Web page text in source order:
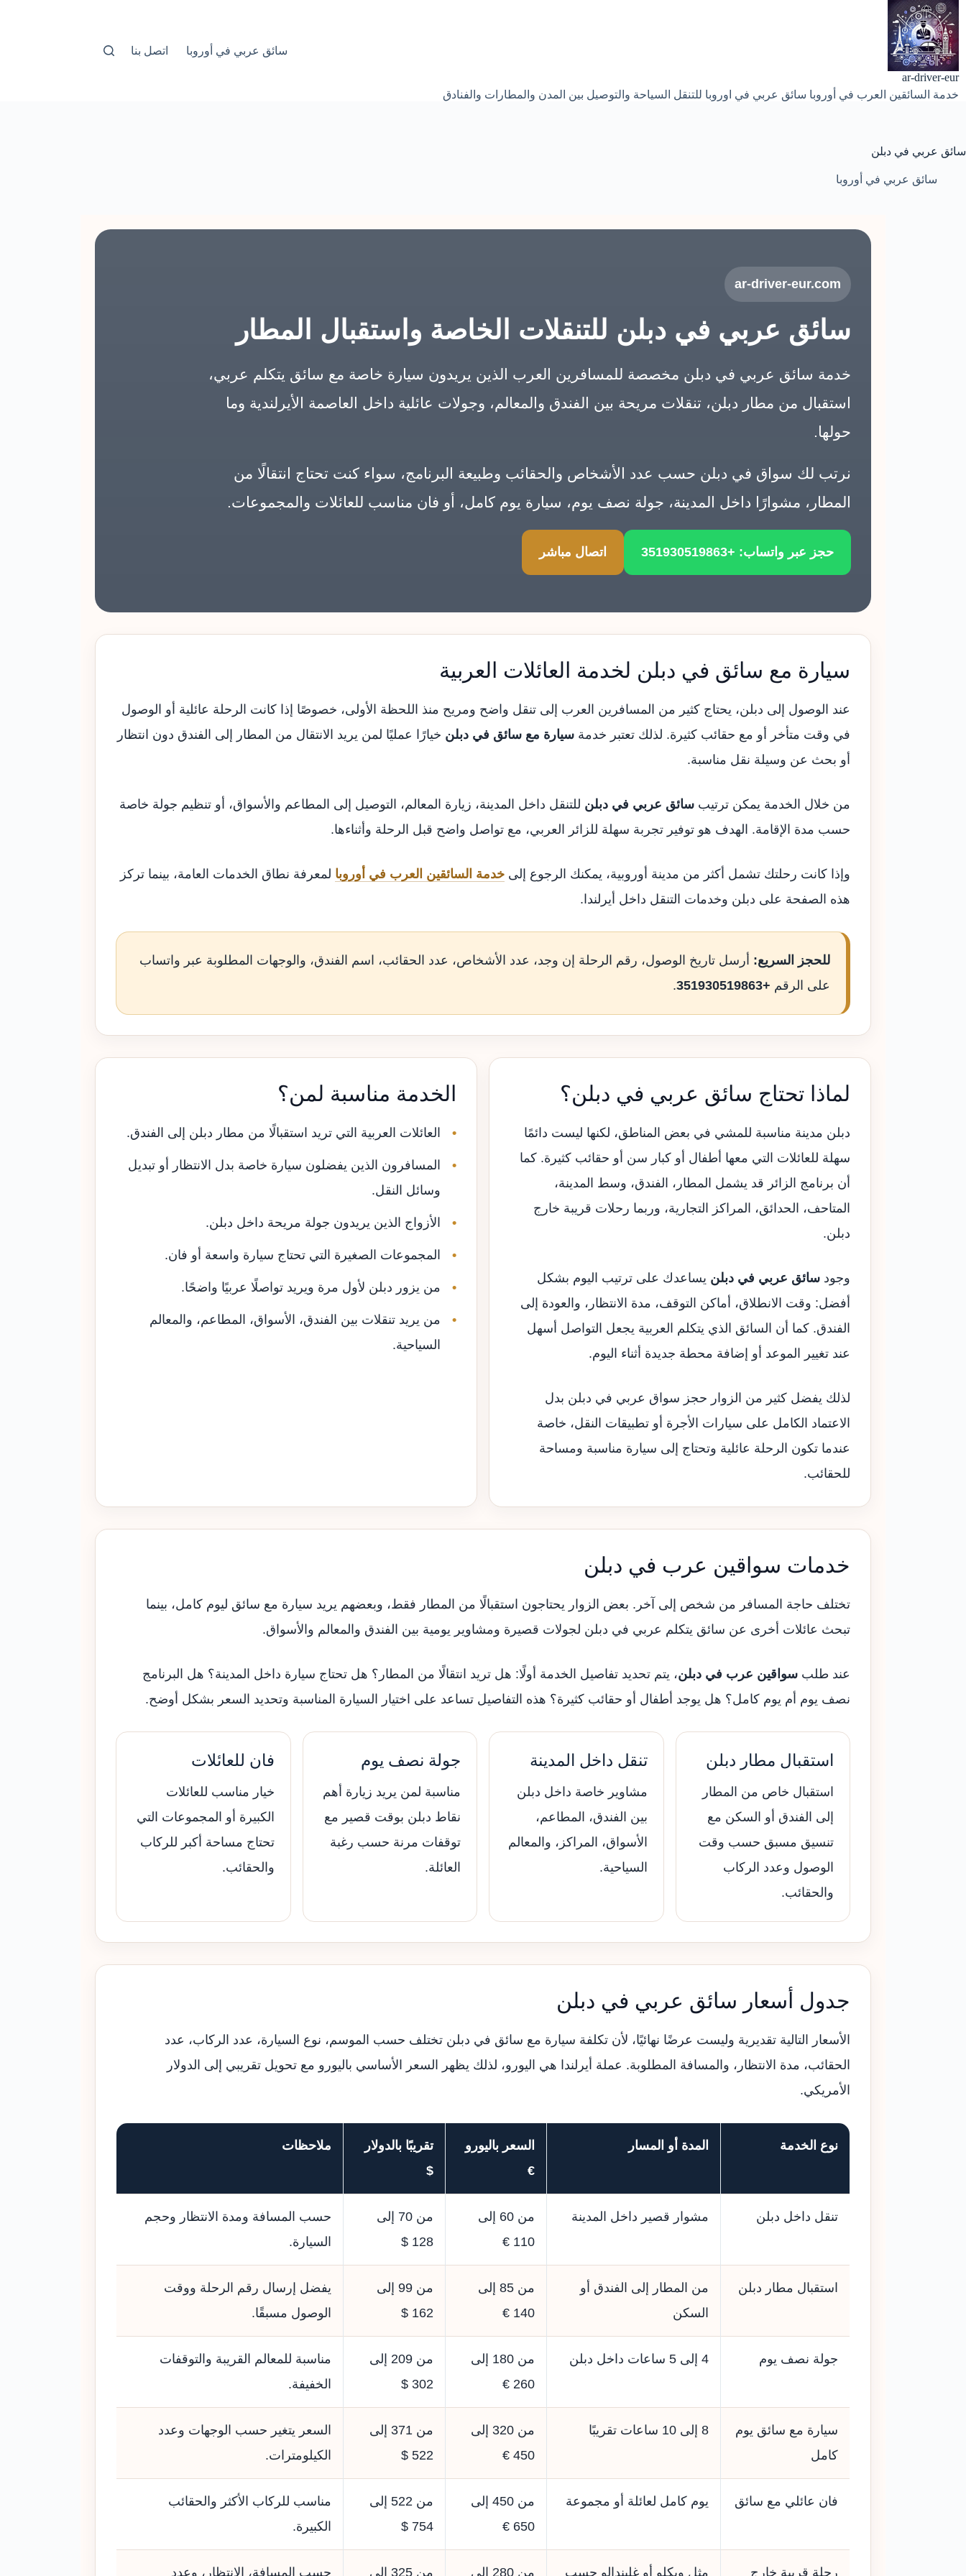
التجاوز
إلى
المحتوى
ar-driver-eur
خدمة السائقين العرب في أوروبا سائق عربي في اوروبا للتنقل السياحة والتوصيل بين المدن والمطارات والفنادق
سائق عربي في أوروبا اتصل بنا
سائق عربي في دبلن
سائق عربي في أوروبا
ar-driver-eur.com
سائق عربي في دبلن للتنقلات الخاصة واستقبال المطار
خدمة سائق عربي في دبلن مخصصة للمسافرين العرب الذين يريدون سيارة خاصة مع سائق يتكلم عربي،
استقبال من مطار دبلن، تنقلات مريحة بين الفندق والمعالم، وجولات عائلية داخل العاصمة الأيرلندية وما
حولها.
نرتب لك سواق في دبلن حسب عدد الأشخاص والحقائب وطبيعة البرنامج، سواء كنت تحتاج انتقالًا من
المطار، مشوارًا داخل المدينة، جولة نصف يوم، سيارة يوم كامل، أو فان مناسب للعائلات والمجموعات.
حجز عبر واتساب: +351930519863 اتصال مباشر
سيارة مع سائق في دبلن لخدمة العائلات العربية
عند الوصول إلى دبلن، يحتاج كثير من المسافرين العرب إلى تنقل واضح ومريح منذ اللحظة الأولى، خصوصًا إذا كانت الرحلة عائلية أو الوصول
في وقت متأخر أو مع حقائب كثيرة. لذلك تعتبر خدمة سيارة مع سائق في دبلن خيارًا عمليًا لمن يريد الانتقال من المطار إلى الفندق دون انتظار
أو بحث عن وسيلة نقل مناسبة.
من خلال الخدمة يمكن ترتيب سائق عربي في دبلن للتنقل داخل المدينة، زيارة المعالم، التوصيل إلى المطاعم والأسواق، أو تنظيم جولة خاصة
حسب مدة الإقامة. الهدف هو توفير تجربة سهلة للزائر العربي، مع تواصل واضح قبل الرحلة وأثناءها.
وإذا كانت رحلتك تشمل أكثر من مدينة أوروبية، يمكنك الرجوع إلى خدمة السائقين العرب في أوروبا لمعرفة نطاق الخدمات العامة، بينما تركز
هذه الصفحة على دبلن وخدمات التنقل داخل أيرلندا.
للحجز السريع: أرسل تاريخ الوصول، رقم الرحلة إن وجد، عدد الأشخاص، عدد الحقائب، اسم الفندق، والوجهات المطلوبة عبر واتساب
على الرقم +351930519863
.
لماذا تحتاج سائق عربي في دبلن؟
دبلن مدينة مناسبة للمشي في بعض المناطق، لكنها ليست دائمًا
سهلة للعائلات التي معها أطفال أو كبار سن أو حقائب كثيرة. كما
أن برنامج الزائر قد يشمل المطار، الفندق، وسط المدينة،
المتاحف، الحدائق، المراكز التجارية، وربما رحلات قريبة خارج
دبلن.
وجود سائق عربي في دبلن يساعدك على ترتيب اليوم بشكل
أفضل: وقت الانطلاق، أماكن التوقف، مدة الانتظار، والعودة إلى
الفندق. كما أن السائق الذي يتكلم العربية يجعل التواصل أسهل
عند تغيير الموعد أو إضافة محطة جديدة أثناء اليوم.
لذلك يفضل كثير من الزوار حجز سواق عربي في دبلن بدل
الاعتماد الكامل على سيارات الأجرة أو تطبيقات النقل، خاصة
عندما تكون الرحلة عائلية وتحتاج إلى سيارة مناسبة ومساحة
للحقائب.
الخدمة مناسبة لمن؟
العائلات العربية التي تريد استقبالًا من مطار دبلن إلى الفندق.
المسافرون الذين يفضلون سيارة خاصة بدل الانتظار أو تبديل
وسائل النقل.
الأزواج الذين يريدون جولة مريحة داخل دبلن.
المجموعات الصغيرة التي تحتاج سيارة واسعة أو فان.
من يزور دبلن لأول مرة ويريد تواصلًا عربيًا واضحًا.
من يريد تنقلات بين الفندق، الأسواق، المطاعم، والمعالم
السياحية.
خدمات سواقين عرب في دبلن
تختلف حاجة المسافر من شخص إلى آخر. بعض الزوار يحتاجون استقبالًا من المطار فقط، وبعضهم يريد سيارة مع سائق ليوم كامل، بينما
تبحث عائلات أخرى عن سائق يتكلم عربي في دبلن لجولات قصيرة ومشاوير يومية بين الفندق والمعالم والأسواق.
عند طلب سواقين عرب في دبلن، يتم تحديد تفاصيل الخدمة أولًا: هل تريد انتقالًا من المطار؟ هل تحتاج سيارة داخل المدينة؟ هل البرنامج
نصف يوم أم يوم كامل؟ هل يوجد أطفال أو حقائب كثيرة؟ هذه التفاصيل تساعد على اختيار السيارة المناسبة وتحديد السعر بشكل أوضح.
استقبال مطار دبلن
استقبال خاص من المطار
إلى الفندق أو السكن مع
تنسيق مسبق حسب وقت
الوصول وعدد الركاب
والحقائب.
تنقل داخل المدينة
مشاوير خاصة داخل دبلن
بين الفندق، المطاعم،
الأسواق، المراكز، والمعالم
السياحية.
جولة نصف يوم
مناسبة لمن يريد زيارة أهم
نقاط دبلن بوقت قصير مع
توقفات مرنة حسب رغبة
العائلة.
فان للعائلات
خيار مناسب للعائلات
الكبيرة أو المجموعات التي
تحتاج مساحة أكبر للركاب
والحقائب.
جدول أسعار سائق عربي في دبلن
الأسعار التالية تقديرية وليست عرضًا نهائيًا، لأن تكلفة سيارة مع سائق في دبلن تختلف حسب الموسم، نوع السيارة، عدد الركاب، عدد
الحقائب، مدة الانتظار، والمسافة المطلوبة. عملة أيرلندا هي اليورو، لذلك يظهر السعر الأساسي باليورو مع تحويل تقريبي إلى الدولار
الأمريكي.
نوع الخدمة المدة أو المسار
السعر باليورو
€
تقريبًا بالدولار
$
ملاحظات
تنقل داخل دبلن مشوار قصير داخل المدينة
من 60 إلى
110 €
من 70 إلى
128 $
حسب المسافة ومدة الانتظار وحجم
السيارة.
استقبال مطار دبلن
من المطار إلى الفندق أو
السكن
من 85 إلى
140 €
من 99 إلى
162 $
يفضل إرسال رقم الرحلة ووقت
الوصول مسبقًا.
جولة نصف يوم 4 إلى 5 ساعات داخل دبلن
من 180 إلى
260 €
من 209 إلى
302 $
مناسبة للمعالم القريبة والتوقفات
الخفيفة.
سيارة مع سائق يوم
كامل
8 إلى 10 ساعات تقريبًا
من 320 إلى
450 €
من 371 إلى
522 $
السعر يتغير حسب الوجهات وعدد
الكيلومترات.
فان عائلي مع سائق يوم كامل لعائلة أو مجموعة
من 450 إلى
650 €
من 522 إلى
754 $
مناسب للركاب الأكثر والحقائب
الكبيرة.
رحلة قريبة خارج مثل ويكلو أو غليندالو حسب من 280 إلى من 325 إلى حسب المسافة، الانتظار، وعدد